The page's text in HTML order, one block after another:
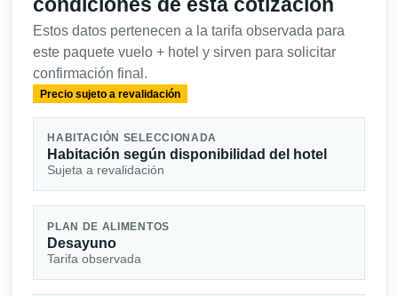
condiciones de esta cotización
Estos datos pertenecen a la tarifa observada para
este paquete vuelo + hotel y sirven para solicitar
confirmación final.
Precio sujeto a revalidación
HABITACIÓN SELECCIONADA
Habitación según disponibilidad del hotel
Sujeta a revalidación
PLAN DE ALIMENTOS
Desayuno
Tarifa observada